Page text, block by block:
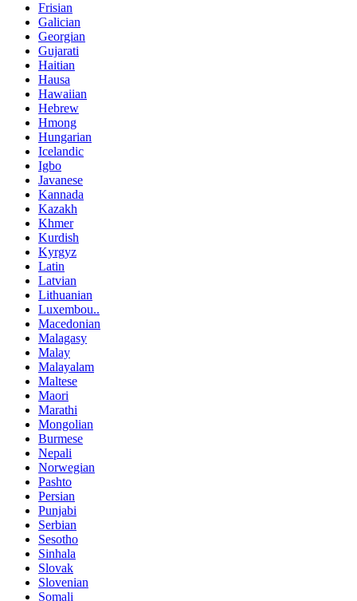
Frisian
Galician
Georgian
Gujarati
Haitian
Hausa
Hawaiian
Hebrew
Hmong
Hungarian
Icelandic
Igbo
Javanese
Kannada
Kazakh
Khmer
Kurdish
Kyrgyz
Latin
Latvian
Lithuanian
Luxembou..
Macedonian
Malagasy
Malay
Malayalam
Maltese
Maori
Marathi
Mongolian
Burmese
Nepali
Norwegian
Pashto
Persian
Punjabi
Serbian
Sesotho
Sinhala
Slovak
Slovenian
Somali